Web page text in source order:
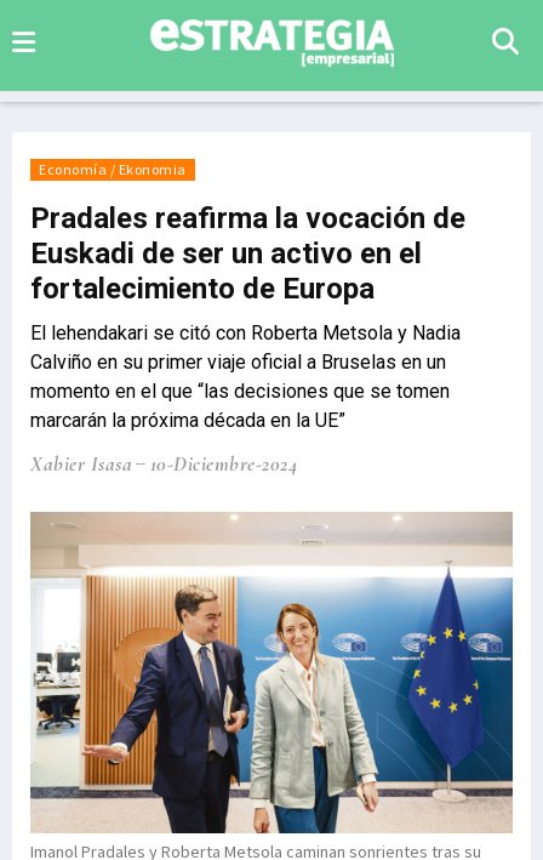
Economía / Ekonomia
Pradales reafirma la vocación de
Euskadi de ser un activo en el
fortalecimiento de Europa
El lehendakari se citó con Roberta Metsola y Nadia
Calviño en su primer viaje oficial a Bruselas en un
momento en el que “las decisiones que se tomen
marcarán la próxima década en la UE”
Xabier Isasa 10-Diciembre-2024
Imanol Pradales y Roberta Metsola caminan sonrientes tras su